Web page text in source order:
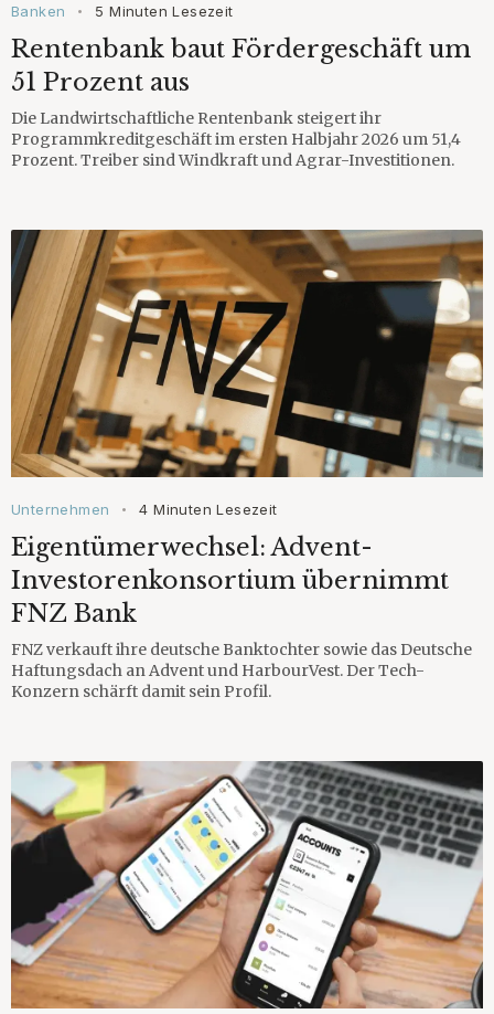
Banken • 5 Minuten Lesezeit
Rentenbank baut Fördergeschäft um
51 Prozent aus
Die Landwirtschaftliche Rentenbank steigert ihr
Programmkreditgeschäft im ersten Halbjahr 2026 um 51,4
Prozent. Treiber sind Windkraft und Agrar-Investitionen.
Unternehmen • 4 Minuten Lesezeit
Eigentümerwechsel: Advent-
Investorenkonsortium übernimmt
FNZ Bank
FNZ verkauft ihre deutsche Banktochter sowie das Deutsche
Haftungsdach an Advent und HarbourVest. Der Tech-
Konzern schärft damit sein Profil.